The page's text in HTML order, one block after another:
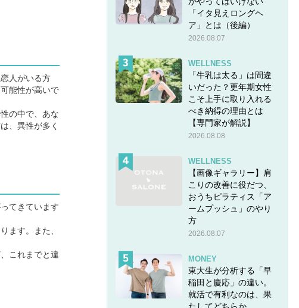
人がいる方
能性が高いで
の中で、あな
、異性が多く
てきています
ます。また、
これまでと違
「イタ見えロングヘ
ア」とは（後編）
2026.08.07
WELLNESS
「牛乳は太る」は間違
いだった？更年期女性
こそ上手に取り入れる
べき納得の理由とは
【専門家が解説】
2026.08.08
WELLNESS
【画像ギャラリー】肩
こりの改善に役だつ、
おうちピラティス「ア
ームプッシュ」のやり
方
2026.08.07
MONEY
東大生が分析する「早
稲田と慶応」の違い。
就活で有利なのは、果
たしてどちらか